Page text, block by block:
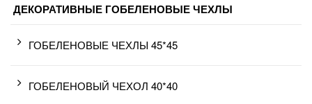
ДЕКОРАТИВНЫЕ ГОБЕЛЕНОВЫЕ ЧЕХЛЫ
ГОБЕЛЕНОВЫЕ ЧЕХЛЫ 45*45
ГОБЕЛЕНОВЫЙ ЧЕХОЛ 40*40